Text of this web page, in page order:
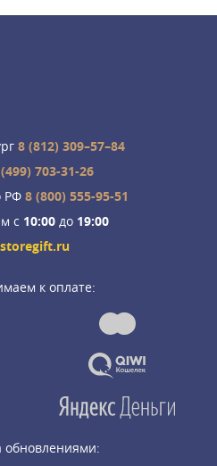
8 (812) 309–57–84
703-31-26
РФ8 (800) 555-95-51
с 10:00до 19:00
к оплате:
обновлениями: